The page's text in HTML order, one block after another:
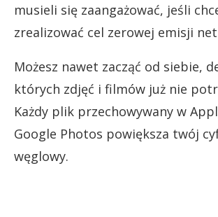
musieli się zaangażować, jeśli
zrealizować cel zerowej emisji
Możesz nawet zacząć od siebie,
których zdjęć i filmów już nie
Każdy plik przechowywany w
Google Photos powiększa twój
węglowy.